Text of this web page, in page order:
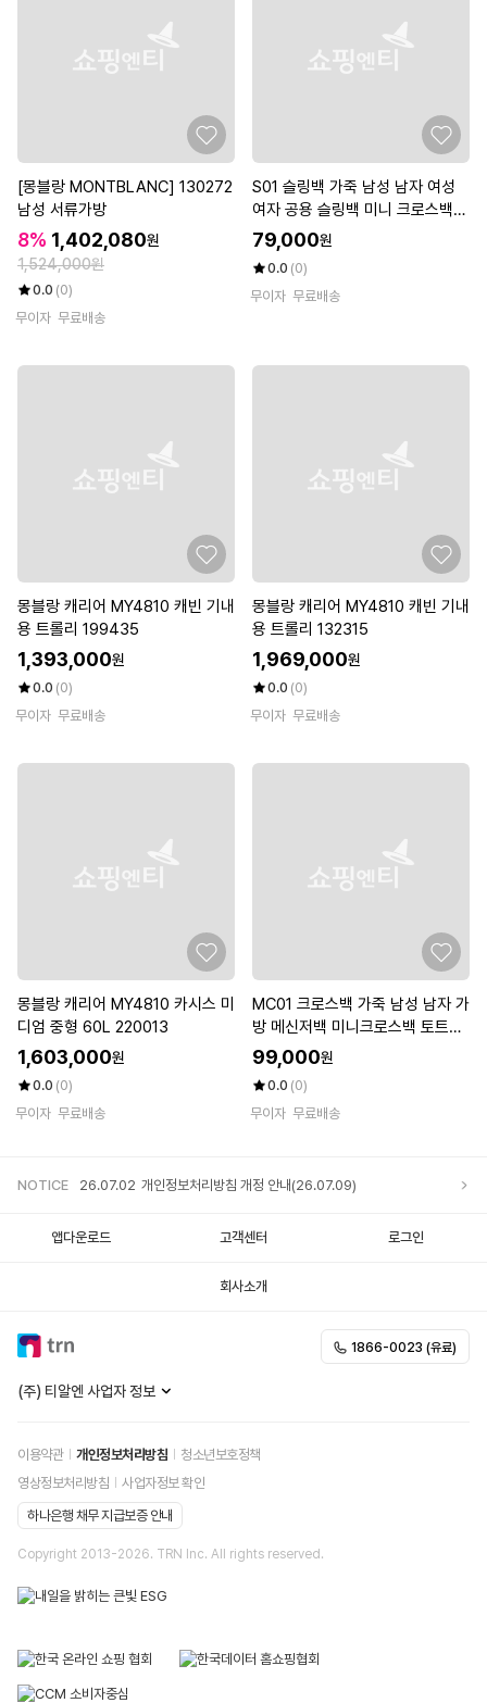
[몽블랑 MONTBLANC] 130272
남성 서류가방
8% 1,402,080원
1,524,000원
0.0 (0)
무이자 무료배송
S01 슬링백 가죽 남성 남자 여성
여자 공용 슬링백 미니 크로스백
메신저백 여행 가방septwolves
(셉울브스)
79,000원
0.0 (0)
무이자 무료배송
몽블랑 캐리어 MY4810 캐빈 기내
용 트롤리 199435
1,393,000원
0.0 (0)
무이자 무료배송
몽블랑 캐리어 MY4810 캐빈 기내
용 트롤리 132315
1,969,000원
0.0 (0)
무이자 무료배송
몽블랑 캐리어 MY4810 카시스 미
디엄 중형 60L 220013
1,603,000원
0.0 (0)
무이자 무료배송
MC01 크로스백 가죽 남성 남자 가
방 메신저백 미니크로스백 토트백
숄더백 회사 출근 서류 septwolv
99,000원
0.0 (0)
무이자 무료배송
NOTICE 26.07.02 개인정보처리방침 개정 안내(26.07.09)
앱다운로드 고객센터 로그인
회사소개
(주) 티알엔 사업자 정보
이용약관 개인정보처리방침
청소년보호정책
영상정보처리방침
사업자정보 확인
하나은행 채무 지급보증 안내
Copyright 2013-2026. TRN Inc. All rights reserved.
1866-0023 (유료)